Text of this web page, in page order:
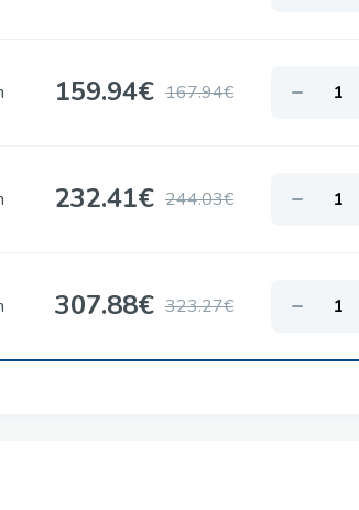
159.94€ 167.94€
232.41€ 244.03€
307.88€ 323.27€